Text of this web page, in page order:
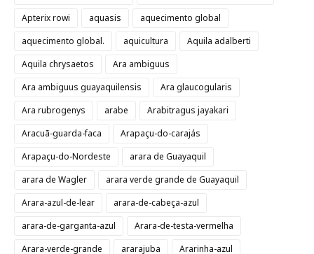
Apterix rowi
aquasis
aquecimento global
aquecimento global.
aquicultura
Aquila adalberti
Aquila chrysaetos
Ara ambiguus
Ara ambiguus guayaquilensis
Ara glaucogularis
Ara rubrogenys
arabe
Arabitragus jayakari
Aracuã-guarda-faca
Arapaçu-do-carajás
Arapaçu-do-Nordeste
arara de Guayaquil
arara de Wagler
arara verde grande de Guayaquil
Arara-azul-de-lear
arara-de-cabeça-azul
arara-de-garganta-azul
Arara-de-testa-vermelha
Arara-verde-grande
ararajuba Ararinha-azul